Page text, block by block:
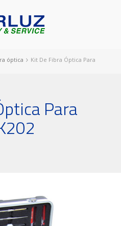
óptica
Kit De Fibra Óptica Para
Para